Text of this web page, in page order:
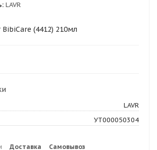
LAVR
BibiCare (4412) 210мл
LAVR
УТ000050304
Доставка Самовывоз